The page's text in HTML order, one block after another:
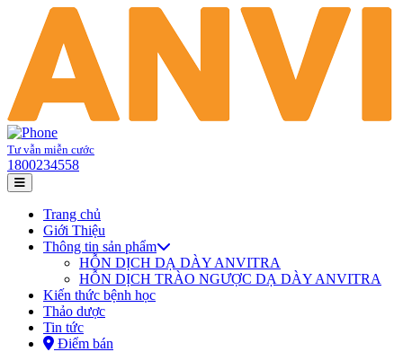
Tư vẫn miễn cước
1800234558
Trang chủ
Giới Thiệu
Thông tin sản phẩm
HỖN DỊCH DẠ DÀY ANVITRA
HỖN DỊCH TRÀO NGƯỢC DẠ DÀY ANVITRA
Kiến thức bệnh học
Thảo dược
Tin tức
Điểm bán